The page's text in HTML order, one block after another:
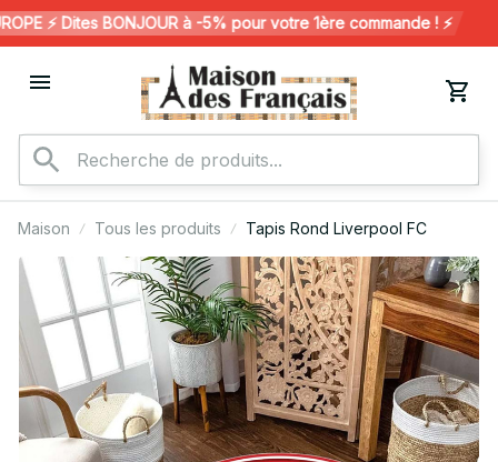
⚡️ Dites BONJOUR à -5% pour votre 1ère commande ! ⚡️
Maison Tous les produits Tapis Rond Liverpool FC